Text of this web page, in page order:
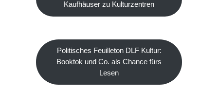
Kaufhäuser zu Kulturzentren
Politisches Feuilleton DLF Kultur:
Booktok und Co. als Chance fürs
Lesen